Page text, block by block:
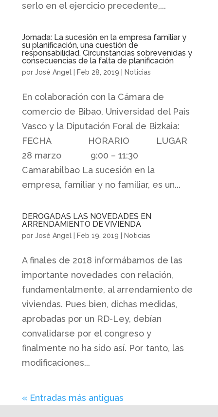
serlo en el ejercicio precedente,...
Jornada: La sucesión en la empresa familiar y
su planificación, una cuestión de
responsabilidad. Circunstancias sobrevenidas y
consecuencias de la falta de planificación
por José Angel| Feb 28, 2019 Noticias
En colaboración con la Cámara de
comercio de Bibao, Universidad del País
Vasco y la Diputación Foral de Bizkaia:
FECHA HORARIO LUGAR
28 marzo 9:00 – 11:30
Camarabilbao La sucesión en la
empresa, familiar y no familiar, es un...
DEROGADAS LAS NOVEDADES EN
ARRENDAMIENTO DE VIVIENDA
por José Angel| Feb 19, 2019 Noticias
A finales de 2018 informábamos de las
importante novedades con relación,
fundamentalmente, al arrendamiento de
viviendas. Pues bien, dichas medidas,
aprobadas por un RD-Ley, debían
convalidarse por el congreso y
finalmente no ha sido así. Por tanto, las
modificaciones...
« Entradas más antiguas